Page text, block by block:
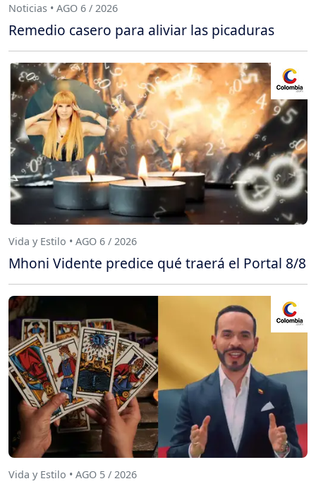
Noticias • AGO 6 / 2026
Remedio casero para aliviar las picaduras
Vida y Estilo • AGO 6 / 2026
Mhoni Vidente predice qué traerá el Portal 8/8
Vida y Estilo • AGO 5 / 2026